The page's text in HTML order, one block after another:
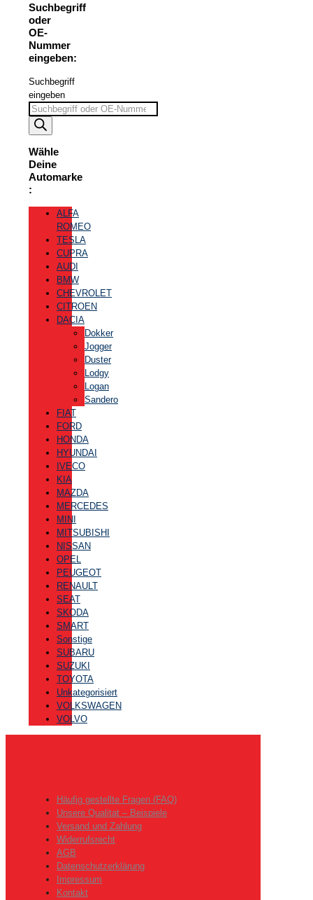
Suchbegriff
oder
OE-
Nummer
eingeben:
Suchbegriff
eingeben
Wähle
Deine
Automarke
:
ALFA
ROMEO
TESLA
CUPRA
AUDI
BMW
CHEVROLET
CITROEN
DACIA
Dokker
Jogger
Duster
Lodgy
Logan
Sandero
FIAT
FORD
HONDA
HYUNDAI
IVECO
KIA
MAZDA
MERCEDES
MINI
MITSUBISHI
NISSAN
OPEL
PEUGEOT
RENAULT
SEAT
SKODA
SMART
Sonstige
SUBARU
SUZUKI
TOYOTA
Unkategorisiert
VOLKSWAGEN
VOLVO
Häufig gestellte Fragen (FAQ)
Unsere Qualitat – Beispiele
Versand und Zahlung
Widerrufsrecht
AGB
Datenschutzerklärung
Impressum
Kontakt